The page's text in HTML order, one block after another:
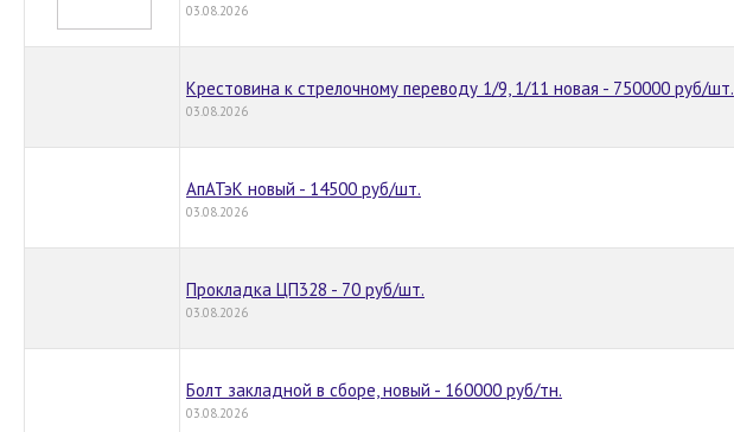
03.08.2026
Крестовина к стрелочному переводу 1/9, 1/11 новая - 750000 руб/шт.
03.08.2026
АпАТэК новый - 14500 руб/шт.
03.08.2026
Прокладка ЦП328 - 70 руб/шт.
03.08.2026
Болт закладной в сборе, новый - 160000 руб/тн.
03.08.2026